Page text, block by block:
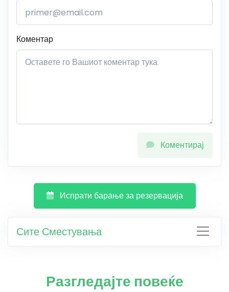
Коментар
Коментирај
Испрати барање за резервација
Сите Сместувања
Разгледајте повеќе